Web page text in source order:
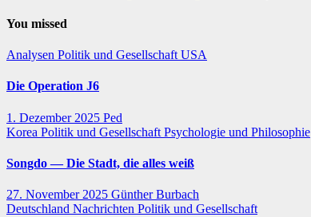
You missed
Analysen Politik und Gesellschaft USA
Die Operation J6
1. Dezember 2025 Ped
Korea Politik und Gesellschaft Psychologie und Philosophie
Songdo — Die Stadt, die alles weiß
27. November 2025 Günther Burbach
Deutschland Nachrichten Politik und Gesellschaft